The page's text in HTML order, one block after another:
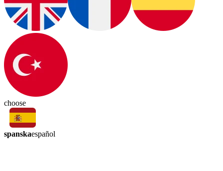
choose
spanskaespañol